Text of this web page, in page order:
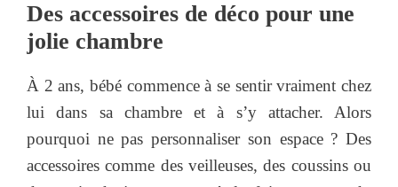
Des accessoires de déco pour une
jolie chambre
À 2 ans, bébé commence à se sentir vraiment chez
lui dans sa chambre et à s’y attacher. Alors
pourquoi ne pas personnaliser son espace ? Des
accessoires comme des veilleuses, des coussins ou